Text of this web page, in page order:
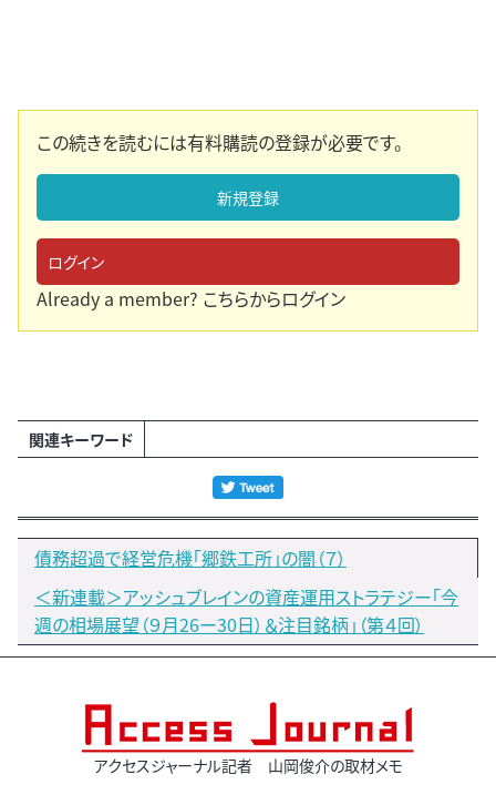
この続きを読むには有料購読の登録が必要です。
新規登録
ログイン
Already a member? こちらからログイン
関連キーワード
債務超過で経営危機「郷鉄工所」の闇（７）
＜新連載＞アッシュブレインの資産運用ストラテジー「今
週の相場展望（９月26ー30日）＆注目銘柄」（第４回）
アクセスジャーナル記者 山岡俊介の取材メモ